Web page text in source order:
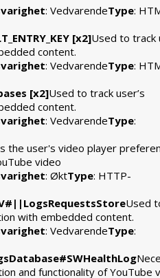
: VedvarendeType:
[x2]Used to track
content.
: VedvarendeType:
[x2]Used to track user’s
content.
: VedvarendeType:
the user's video player
video
: ØktType: HTTP-
Used
with embedded content.
: VedvarendeType:
and functionality of YouTube